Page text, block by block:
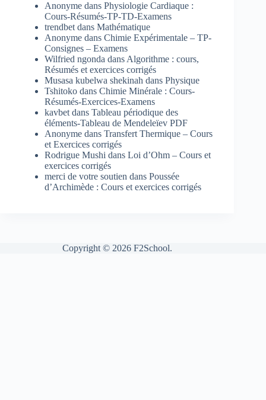
Anonyme dans Physiologie Cardiaque :
Cours-Résumés-TP-TD-Examens
trendbet dans Mathématique
Anonyme dans Chimie Expérimentale – TP-
Consignes – Examens
Wilfried ngonda dans Algorithme : cours,
Résumés et exercices corrigés
Musasa kubelwa shekinah dans Physique
Tshitoko dans Chimie Minérale : Cours-
Résumés-Exercices-Examens
kavbet dans Tableau périodique des
éléments-Tableau de Mendeleïev PDF
Anonyme dans Transfert Thermique – Cours
et Exercices corrigés
Rodrigue Mushi dans Loi d’Ohm – Cours et
exercices corrigés
merci de votre soutien dans Poussée
d’Archimède : Cours et exercices corrigés
Copyright © 2026 F2School.